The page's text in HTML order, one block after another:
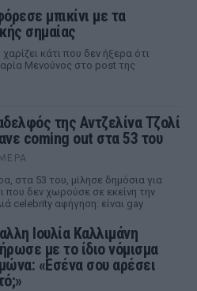
μπικίνι με τα
σημαίας
κάτι που δεν ήξερα ότι
Μενούνος στο post της
της Αντζελίνα Τζολί
coming out στα 53 του
στα 53 του, μίλησε δημόσια για
που δεν χωρούσε σε εκείνη την
celebrity αφήγηση: είναι gay
Ιουλία Καλλιμάνη
με το ίδιο νόμισμα
«Εσένα σου αρέσει